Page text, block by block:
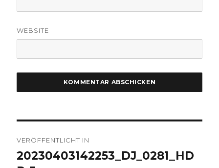
WEBSITE
VERÖFFENTLICHT IN
20230403142253_DJ_0281_HD